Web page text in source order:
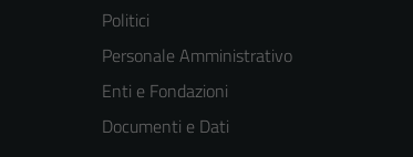
Politici
Personale Amministrativo
Enti e Fondazioni
Documenti e Dati